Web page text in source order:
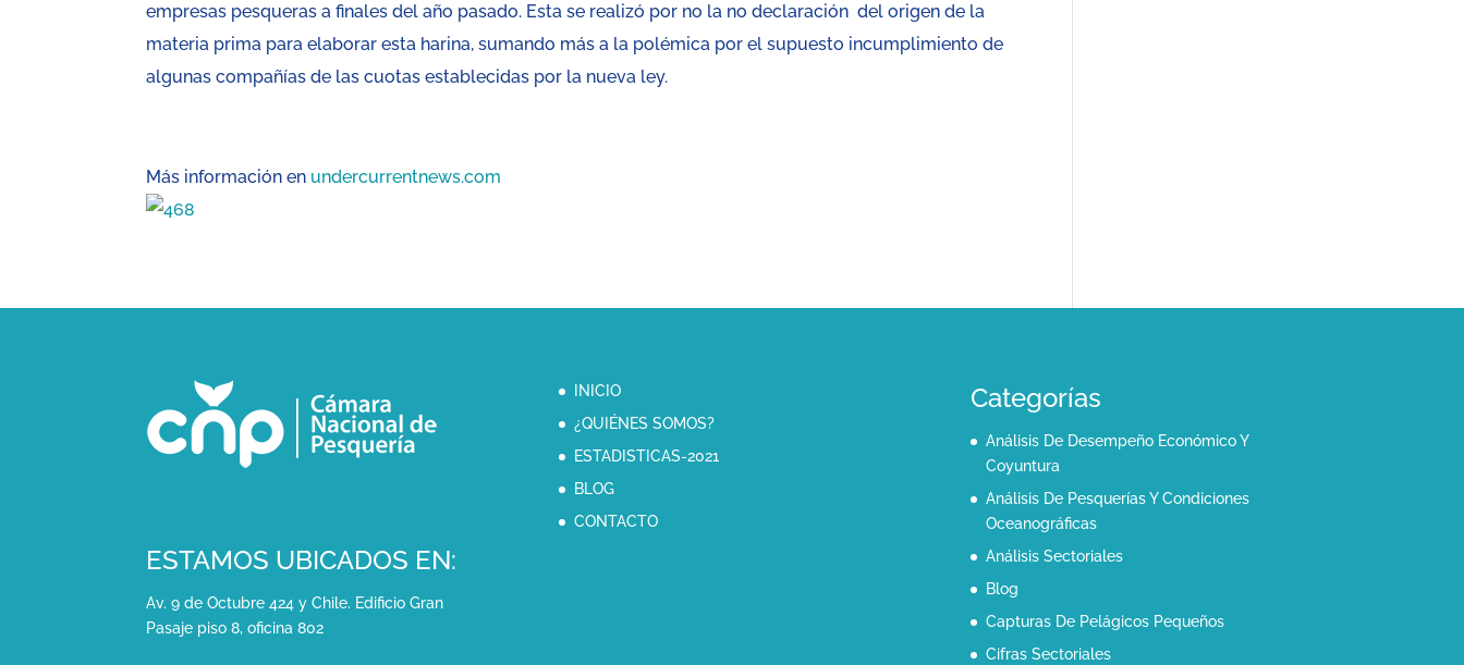
empresas pesqueras a finales del año pasado. Esta se realizó por no la no declaración del origen de la
materia prima para elaborar esta harina, sumando más a la polémica por el supuesto incumplimiento de
algunas compañías de las cuotas establecidas por la nueva ley.
Más información en undercurrentnews.com
ESTAMOS UBICADOS EN:
Av. 9 de Octubre 424 y Chile. Edificio Gran
Pasaje piso 8, oficina 802
INICIO
¿QUIÉNES SOMOS?
ESTADISTICAS-2021
BLOG
CONTACTO
Categorías
Análisis De Desempeño Económico Y
Coyuntura
Análisis De Pesquerías Y Condiciones
Oceanográficas
Análisis Sectoriales
Blog
Capturas De Pelágicos Pequeños
Cifras Sectoriales